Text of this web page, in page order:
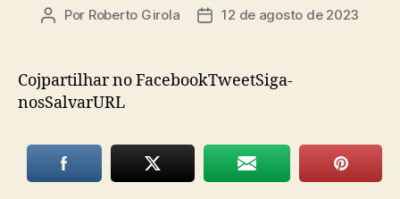
Autor
Por Roberto Girola
Data12 de agosto de 2023
Cojpartilhar no FacebookTweetSiga-
nosSalvarURL